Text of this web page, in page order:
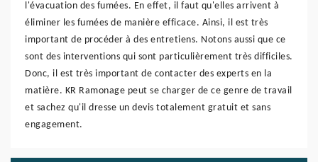
l'évacuation des fumées. En effet, il faut qu'elles arrivent à
éliminer les fumées de manière efficace. Ainsi, il est très
important de procéder à des entretiens. Notons aussi que ce
sont des interventions qui sont particulièrement très difficiles.
Donc, il est très important de contacter des experts en la
matière. KR Ramonage peut se charger de ce genre de travail
et sachez qu'il dresse un devis totalement gratuit et sans
engagement.